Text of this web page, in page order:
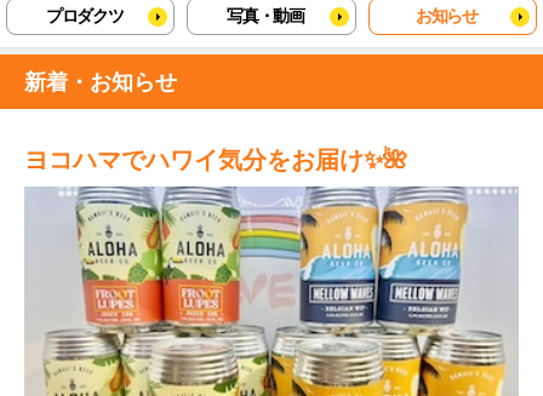
プロダクツ 写真・動画 お知らせ
新着・お知らせ
ヨコハマでハワイ気分をお届け✨🌺